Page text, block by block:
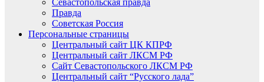
Севастопольская правда
Правда
Советская Россия
Персональные страницы
Центральный сайт ЦК КПРФ
Центральный сайт ЛКСМ РФ
Сайт Севастопольского ЛКСМ РФ
Центральный сайт “Русского лада”